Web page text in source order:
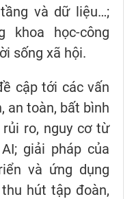
và dữ liệu…;
khoa học-công
sống xã hội.
cập tới các vấn
an toàn, bất bình
ro, nguy cơ từ
giải pháp của
và ứng dụng
hút tập đoàn,